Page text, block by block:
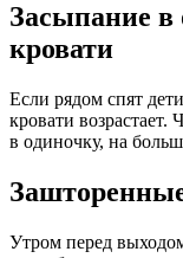
Засыпание в
кровати
Если рядом спят
кровати возрастает.
в одиночку, на
Утром перед